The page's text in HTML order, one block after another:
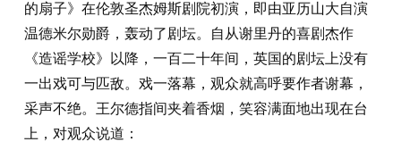
的扇子》在伦敦圣杰姆斯剧院初演，即由亚历山大自演
温德米尔勋爵，轰动了剧坛。自从谢里丹的喜剧杰作
《造谣学校》以降，一百二十年间，英国的剧坛上没有
一出戏可与匹敌。戏一落幕，观众就高呼要作者谢幕，
采声不绝。王尔德指间夹着香烟，笑容满面地出现在台
上，对观众说道：